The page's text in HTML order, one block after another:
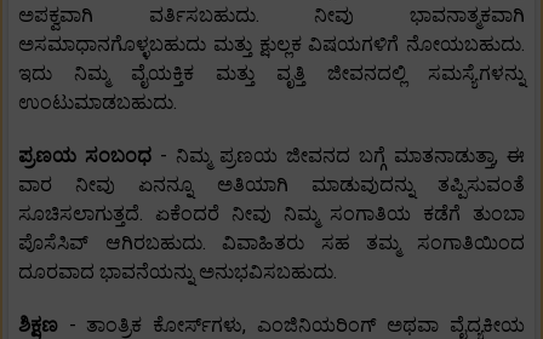
ಅಪಕ್ವವಾಗಿ ವರ್ತಿಸಬಹುದು. ನೀವು ಭಾವನಾತ್ಮಕವಾಗಿ
ಅಸಮಾಧಾನಗೊಳ್ಳಬಹುದು ಮತ್ತು ಕ್ಷುಲ್ಲಕ ವಿಷಯಗಳಿಗೆ ನೋಯಬಹುದು.
ಇದು ನಿಮ್ಮ ವೈಯಕ್ತಿಕ ಮತ್ತು ವೃತ್ತಿ ಜೀವನದಲ್ಲಿ ಸಮಸ್ಯೆಗಳನ್ನು
ಉಂಟುಮಾಡಬಹುದು.
ಪ್ರಣಯ ಸಂಬಂಧ - ನಿಮ್ಮ ಪ್ರಣಯ ಜೀವನದ ಬಗ್ಗೆ ಮಾತನಾಡುತ್ತಾ, ಈ
ವಾರ ನೀವು ಏನನ್ನೂ ಅತಿಯಾಗಿ ಮಾಡುವುದನ್ನು ತಪ್ಪಿಸುವಂತೆ
ಸೂಚಿಸಲಾಗುತ್ತದೆ. ಏಕೆಂದರೆ ನೀವು ನಿಮ್ಮ ಸಂಗಾತಿಯ ಕಡೆಗೆ ತುಂಬಾ
ಪೊಸೆಸಿವ್ ಆಗಿರಬಹುದು. ವಿವಾಹಿತರು ಸಹ ತಮ್ಮ ಸಂಗಾತಿಯಿಂದ
ದೂರವಾದ ಭಾವನೆಯನ್ನು ಅನುಭವಿಸಬಹುದು.
ಶಿಕ್ಷಣ - ತಾಂತ್ರಿಕ ಕೋರ್ಸ್‌ಗಳು, ಎಂಜಿನಿಯರಿಂಗ್ ಅಥವಾ ವೈದ್ಯಕೀಯ